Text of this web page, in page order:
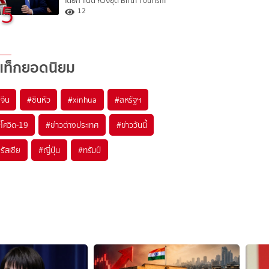
5 12
ท็กยอดนิยม
จีน #ซินหัว #xinhua #สหรัฐฯ
โควิด-19 #ข่าวต่างประเทศ #ข่าววันนี้
รัสเซีย #ญี่ปุ่น #ทรัมป์